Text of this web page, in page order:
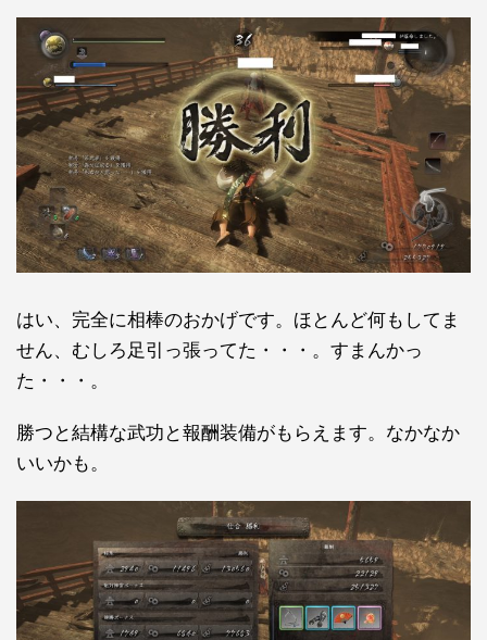
はい、完全に相棒のおかげです。ほとんど何もしてま
せん、むしろ足引っ張ってた・・・。すまんかっ
た・・・。
勝つと結構な武功と報酬装備がもらえます。なかなか
いいかも。